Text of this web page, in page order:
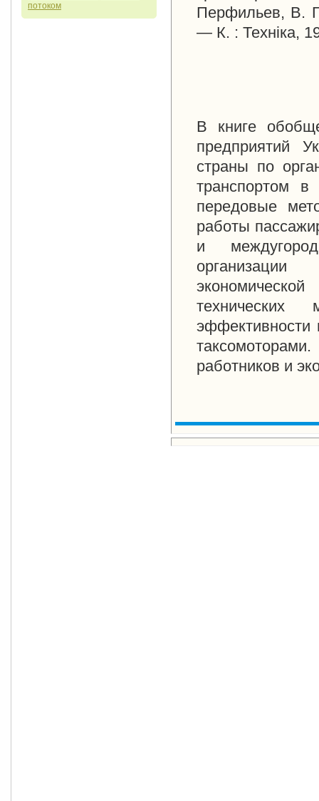
потоком
Перфильев, В.
— К. : Техніка,
В книге
предприятий
страны по
транспортом в
передовые
работы
и
технических
эффективности
работников и